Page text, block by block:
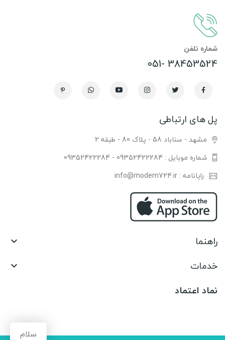
شماره تلفن
38453524 -051
پل های ارتباطی
مشهد - سناباد 58 - پلاک 80 - طبقه 2
شماره موبایل : 09352422284 - 09352422284
رایانامه : info@modem724.ir
راهنما 
خدمات 
نماد اعتماد
سلام